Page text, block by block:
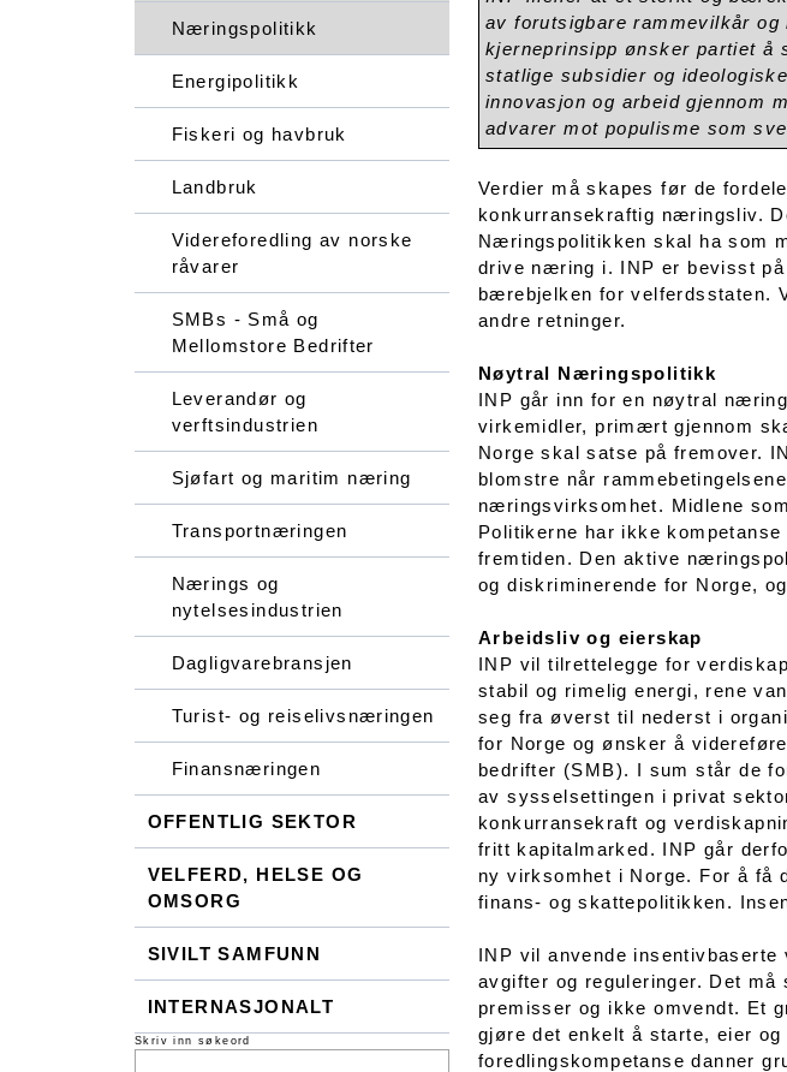
av forutsigbare rammevilkår
kjerneprinsipp ønsker partiet å
statlige subsidier og
innovasjon og arbeid gjennom
advarer mot populisme som
Verdier må skapes før de
konkurransekraftig næringsliv.
Næringspolitikken skal ha som
drive næring i. INP er bevisst
bærebjelken for velferdsstaten.
andre retninger.
Nøytral Næringspolitikk
INP går inn for en nøytral
virkemidler, primært gjennom
Norge skal satse på fremover.
blomstre når
næringsvirksomhet. Midlene
Politikerne har ikke
fremtiden. Den aktive
og diskriminerende for Norge,
Arbeidsliv og eierskap
INP vil tilrettelegge for
stabil og rimelig energi, rene
seg fra øverst til nederst i
for Norge og ønsker å
bedrifter (SMB). I sum står de
av sysselsettingen i privat
konkurransekraft og
fritt kapitalmarked. INP går
ny virksomhet i Norge. For å få
finans- og skattepolitikken.
INP vil anvende
avgifter og reguleringer. Det
premisser og ikke omvendt. Et
gjøre det enkelt å starte, eier
foredlingskompetanse danner
Næringspolitikk
Energipolitikk
Fiskeri og havbruk
Landbruk
Videreforedling av norske
råvarer
SMBs - Små og
Mellomstore Bedrifter
Leverandør og
verftsindustrien
Sjøfart og maritim næring
Transportnæringen
Nærings og
nytelsesindustrien
Dagligvarebransjen
Turist- og reiselivsnæringen
Finansnæringen
OFFENTLIG SEKTOR
VELFERD, HELSE OG
OMSORG
SIVILT SAMFUNN
INTERNASJONALT
Skriv inn søkeord